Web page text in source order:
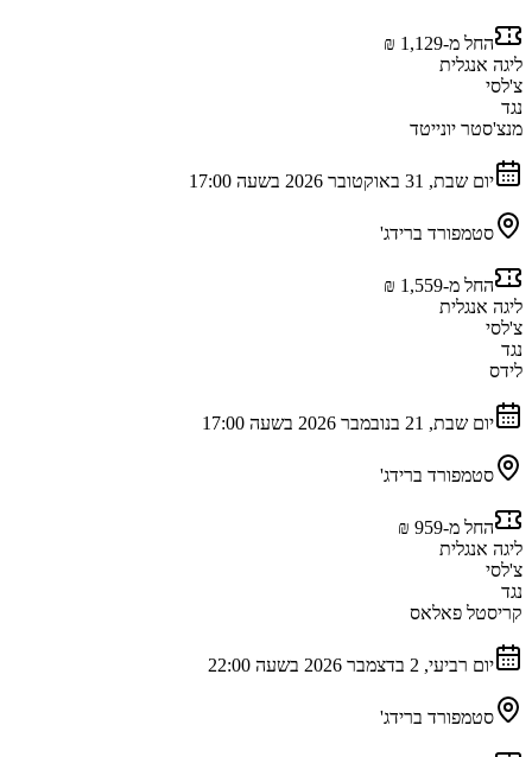
החל מ-‏1,129 ‏₪
ליגה אנגלית
צ'לסי
נגד
מנצ'סטר יונייטד
יום שבת, 31 באוקטובר 2026 בשעה 17:00
סטמפורד ברידג'
החל מ-‏1,559 ‏₪
ליגה אנגלית
צ'לסי
נגד
לידס
יום שבת, 21 בנובמבר 2026 בשעה 17:00
סטמפורד ברידג'
החל מ-‏959 ‏₪
ליגה אנגלית
צ'לסי
נגד
קריסטל פאלאס
יום רביעי, 2 בדצמבר 2026 בשעה 22:00
סטמפורד ברידג'